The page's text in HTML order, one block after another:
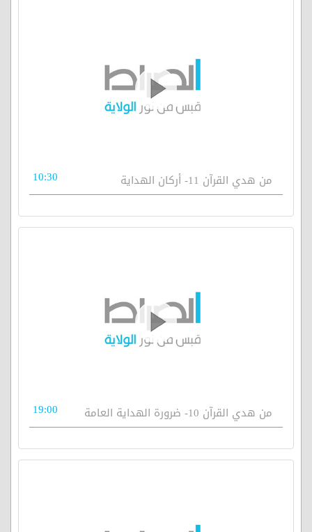
من هدي القرآن 11- أركان الهداية 10:30
من هدي القرآن 10- ضرورة الهداية العامة 19:00